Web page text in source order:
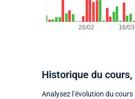
Historique du
Analysez l’évolution du